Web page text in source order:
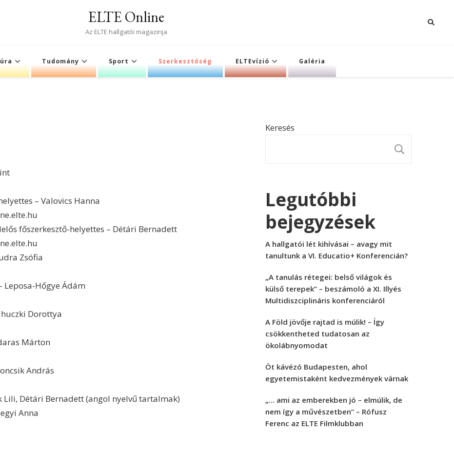
ELTE Online
Az ELTE hallgatói magazinja
Tudomány Sport Szerkesztőség ELTEvízió Galéria
– Valovics Hanna
főszerkesztő-helyettes – Détári Bernadett
Zsófia
Leposa-Hőgye Ádám
Dorottya
Márton
András
Lili, Détári Bernadett (angol nyelvű tartalmak)
Anna
Keresés
Legutóbbi
bejegyzések
A hallgatói lét kihívásai – avagy mit
tanultunk a VI. Educatio+ Konferencián?
„A tanulás rétegei: belső világok és
külső terepek” – beszámoló a XI. Illyés
Multidiszciplináris konferenciáról
A Föld jövője rajtad is múlik! – Így
csökkentheted tudatosan az
ökolábnyomodat
Öt kávézó Budapesten, ahol
egyetemistaként kedvezmények várnak
„… ami az emberekben jó – elmúlik, de
nem így a művészetben” – Rófusz
Ferenc az ELTE Filmklubban